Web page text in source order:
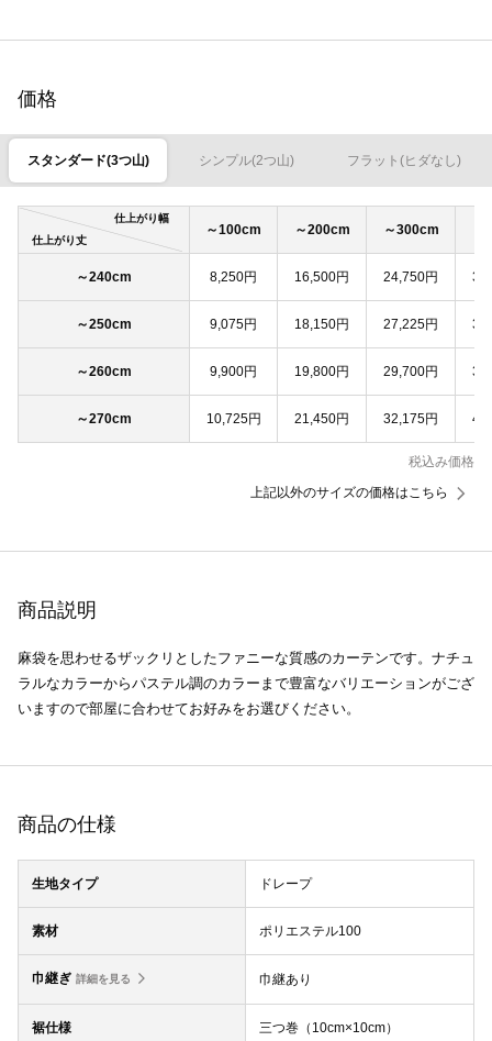
価格
スタンダード(3つ山) シンプル(2つ山) フラット(ヒダなし)
仕上がり幅
仕上がり丈
～100cm ～200cm ～300cm
～240cm 8,250円 16,500円 24,750円
～250cm 9,075円 18,150円 27,225円
～260cm 9,900円 19,800円 29,700円
～270cm 10,725円 21,450円 32,175円
税込み価格
上記以外のサイズの価格はこちら
商品説明
麻袋を思わせるザックリとしたファニーな質感のカーテンです。ナチュ
ラルなカラーからパステル調のカラーまで豊富なバリエーションがござ
いますので部屋に合わせてお好みをお選びください。
商品の仕様
生地タイプ ドレープ
素材 ポリエステル100
巾継ぎ 詳細を見る 巾継あり
裾仕様 三つ巻（10cm×10cm）